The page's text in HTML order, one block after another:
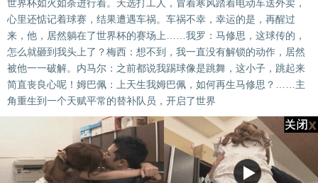
世界杯如火如荼进行着。天选打工人，冒着寒风踏着电动车送外卖，
心里还惦记着球赛，结果遭遇车祸。车祸不幸，幸运的是，再醒过
来，他，居然躺在了世界杯的赛场上……我罗：马修思，这球传的，
怎么就砸到我头上了？梅西：想不到，我一直没有解锁的动作，居然
被他一一破解。内马尔：之前都说我踢球像是跳舞，这小子，跳起来
简直丧良心呢！姆巴佩：上天生我姆巴佩，如何再生马修思？……主
角重生到一个天赋平常的替补队员，开启了世界